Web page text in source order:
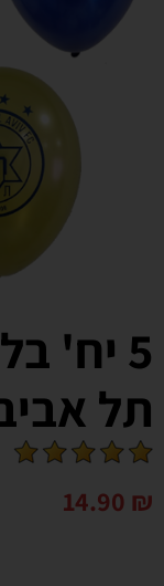
תל
14.90 ₪